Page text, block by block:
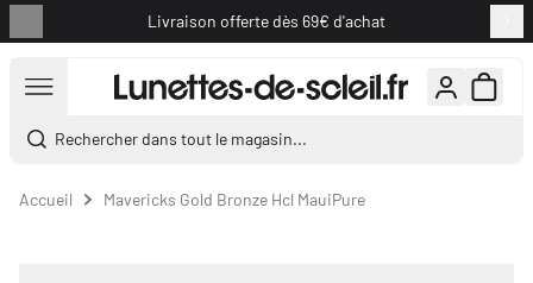
Livraison offerte dès 69€ d'achat
Rechercher dans tout le magasin...
Accueil Mavericks Gold Bronze Hcl MauiPure